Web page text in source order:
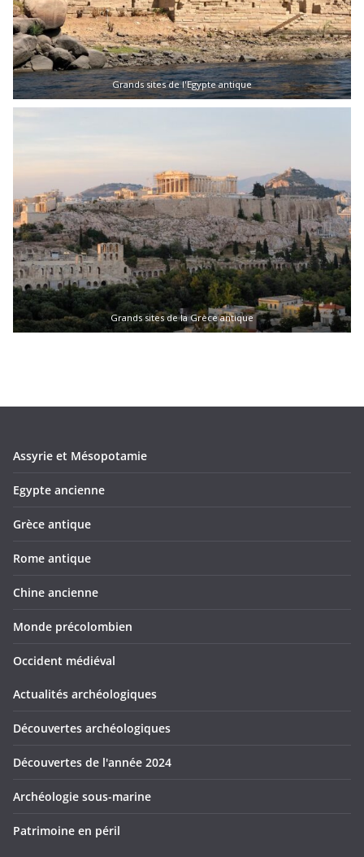
Grands sites de l'Egypte antique
Grands sites de la Grèce antique
Assyrie et Mésopotamie
Egypte ancienne
Grèce antique
Rome antique
Chine ancienne
Monde précolombien
Occident médiéval
Actualités archéologiques
Découvertes archéologiques
Découvertes de l'année 2024
Archéologie sous-marine
Patrimoine en péril